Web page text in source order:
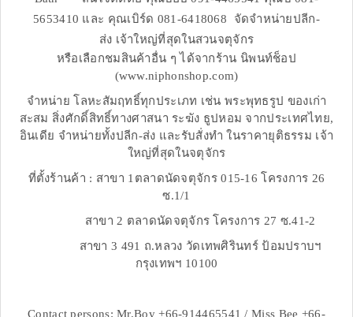
5653410 และ คุณเบิร์ด 081-6418068 จัดจำหน่ายปลีก-
ส่ง เจ้าใหญ่ที่สุดในสวนจตุจักร
หรือเลือกชมสินค้าอื่น ๆ ได้จากร้าน นิพนท์ช็อป
(www.niphonshop.com)
จำหน่าย โลหะสัมฤทธิ์ทุกประเภท เช่น พระพุทธรูป ของเก่า
สะสม สิ่งศักดิ์สิทธิ์ทางศาสนา ระฆัง ธูปหอม จากประเทศไทย,
อินเดีย จำหน่ายทั้งปลีก-ส่ง และรับสั่งทำ ในราคายุติธรรม เจ้า
ใหญ่ที่สุดในจตุจักร
ที่ตั้งร้านค้า : สาขา 1ตลาดนัดจตุจักร 015-16 โครงการ 26
ซ.1/1
สาขา 2 ตลาดนัดจตุจักร โครงการ 27 ซ.41-2
สาขา 3 491 ถ.หลวง วัดเทพศิรินทร์ ป้อมปราบฯ
กรุงเทพฯ 10100
Contact persons: Mr.Boy +66-914465541 / Miss Bee +66-